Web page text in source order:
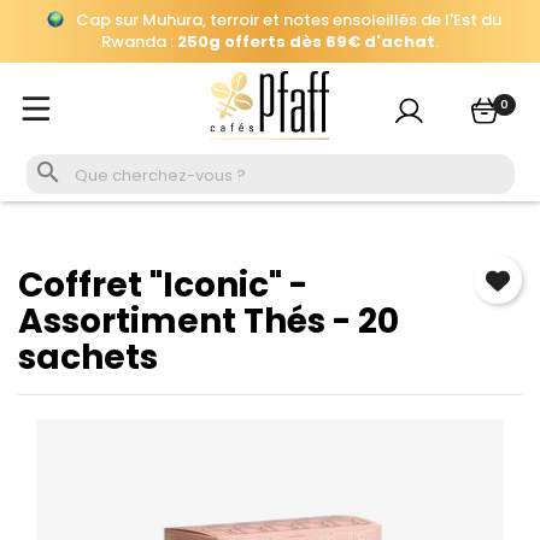
Automatiquement ajoutéà votre panier, jusqu'au 26 août à
16h.
Cap sur Muhura, terroir et notes ensoleillés de l'Est du
250g offerts dès 69€ d'achat

0
Coffret "Iconic" -
Assortiment Thés - 20
sachets
Se connecter ×
Vous devez être connecté pour enregistrer les produits
de votre liste de souhaits.